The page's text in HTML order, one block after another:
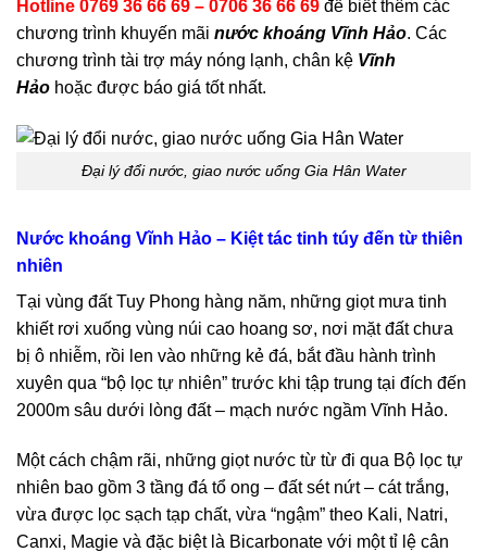
Hotline 0769 36 66 69 – 0706 36 66 69 để biết thêm các
chương trình khuyến mãi nước khoáng Vĩnh Hảo. Các
chương trình tài trợ máy nóng lạnh, chân kệ Vĩnh
Hảo hoặc được báo giá tốt nhất.
Đại lý đổi nước, giao nước uống Gia Hân Water
Nước khoáng Vĩnh Hảo – Kiệt tác tinh túy đến từ thiên
nhiên
Tại vùng đất Tuy Phong hàng năm, những giọt mưa tinh
khiết rơi xuống vùng núi cao hoang sơ, nơi mặt đất chưa
bị ô nhiễm, rồi len vào những kẻ đá, bắt đầu hành trình
xuyên qua “bộ lọc tự nhiên” trước khi tập trung tại đích đến
2000m sâu dưới lòng đất – mạch nước ngầm Vĩnh Hảo.
Một cách chậm rãi, những giọt nước từ từ đi qua Bộ lọc tự
nhiên bao gồm 3 tầng đá tổ ong – đất sét nứt – cát trắng,
vừa được lọc sạch tạp chất, vừa “ngậm” theo Kali, Natri,
Canxi, Magie và đặc biệt là Bicarbonate với một tỉ lệ cân